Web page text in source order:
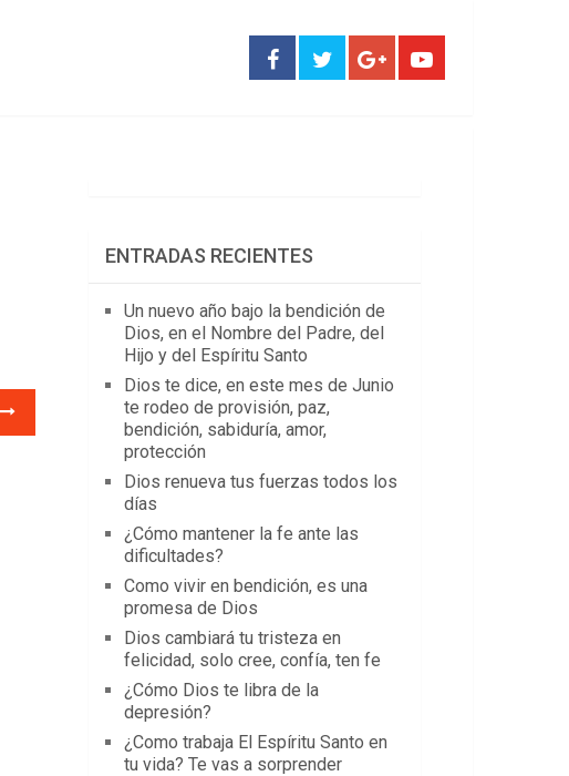
ENTRADAS RECIENTES
Un nuevo año bajo la bendición de
Dios, en el Nombre del Padre, del
Hijo y del Espíritu Santo
Dios te dice, en este mes de Junio
te rodeo de provisión, paz,
bendición, sabiduría, amor,
protección
Dios renueva tus fuerzas todos los
días
¿Cómo mantener la fe ante las
dificultades?
Como vivir en bendición, es una
promesa de Dios
Dios cambiará tu tristeza en
felicidad, solo cree, confía, ten fe
¿Cómo Dios te libra de la
depresión?
¿Como trabaja El Espíritu Santo en
tu vida? Te vas a sorprender